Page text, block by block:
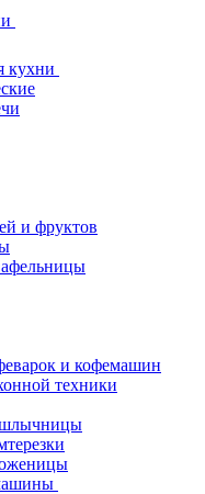
кухни
и фруктов
и кофемашин
техники